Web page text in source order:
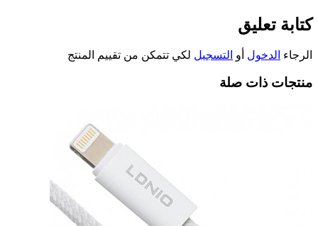
كتابة تعليق
الرجاء الدخول أو التسجيل لكي تتمكن من تقييم المنتج
منتجات ذات صلة